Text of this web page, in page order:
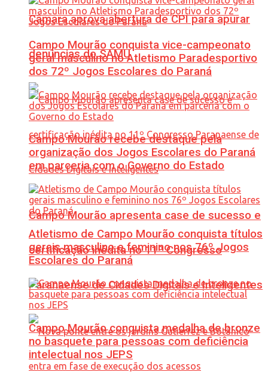
Câmara aprova abertura de CPI para apurar
denúncias do SAMU
Campo Mourão apresenta case de sucesso e
certificação inédita no 11º Congresso
Paranaense de Cidades Digitais e Inteligentes
Campo Mourão conquista vice-campeonato
geral masculino no Atletismo Paradesportivo
dos 72º Jogos Escolares do Paraná
Campo Mourão recebe destaque pela
organização dos Jogos Escolares do Paraná
em parceria com o Governo do Estado
Atletismo de Campo Mourão conquista títulos
gerais masculino e feminino nos 76º Jogos
Escolares do Paraná
Campo Mourão conquista medalha de bronze
no basquete para pessoas com deficiência
intelectual nos JEPS